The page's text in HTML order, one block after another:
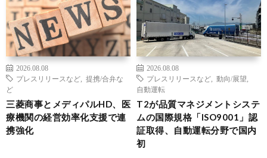
2026.08.08
プレスリリースなど
提携/合弁な
ど
三菱商事とメディパルHD、医
療機関の経営効率化支援で連
携強化
2026.08.08
プレスリリースなど
動向/展望
自動運転
T2が品質マネジメントシステ
ムの国際規格「ISO9001」認
証取得、自動運転分野で国内
初